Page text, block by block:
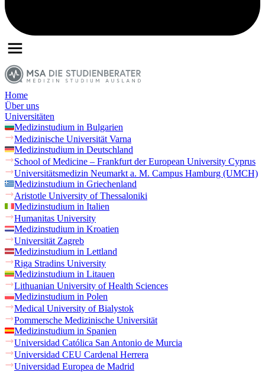
Home
Über uns
Universitäten
Medizinstudium in Bulgarien
Medizinische Universität Varna
Medizinstudium in Deutschland
School of Medicine – Frankfurt der European University Cyprus
Universitätsmedizin Neumarkt a. M. Campus Hamburg (UMCH)
Medizinstudium in Griechenland
Aristotle University of Thessaloniki
Medizinstudium in Italien
Humanitas University
Medizinstudium in Kroatien
Universität Zagreb
Medizinstudium in Lettland
Riga Stradins University
Medizinstudium in Litauen
Lithuanian University of Health Sciences
Medizinstudium in Polen
Medical University of Bialystok
Pommersche Medizinische Universität
Medizinstudium in Spanien
Universidad Católica San Antonio de Murcia
Universidad CEU Cardenal Herrera
Universidad Europea de Madrid